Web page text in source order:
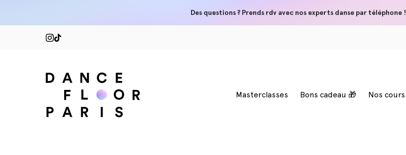
Des questions ? Prends rdv avec nos experts danse par téléphone !
Masterclasses Bons cadeau 🎁 Nos cours